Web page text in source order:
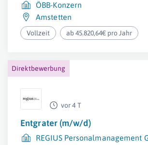
ÖBB-Konzern
Amstetten
Vollzeit ab 45.820,64€ pro Jahr
Direktbewerbung
vor 4 T
Entgrater (m/w/d)
REGIUS Personalmanagement